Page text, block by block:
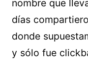
nombre que
días
donde
y sólo fue